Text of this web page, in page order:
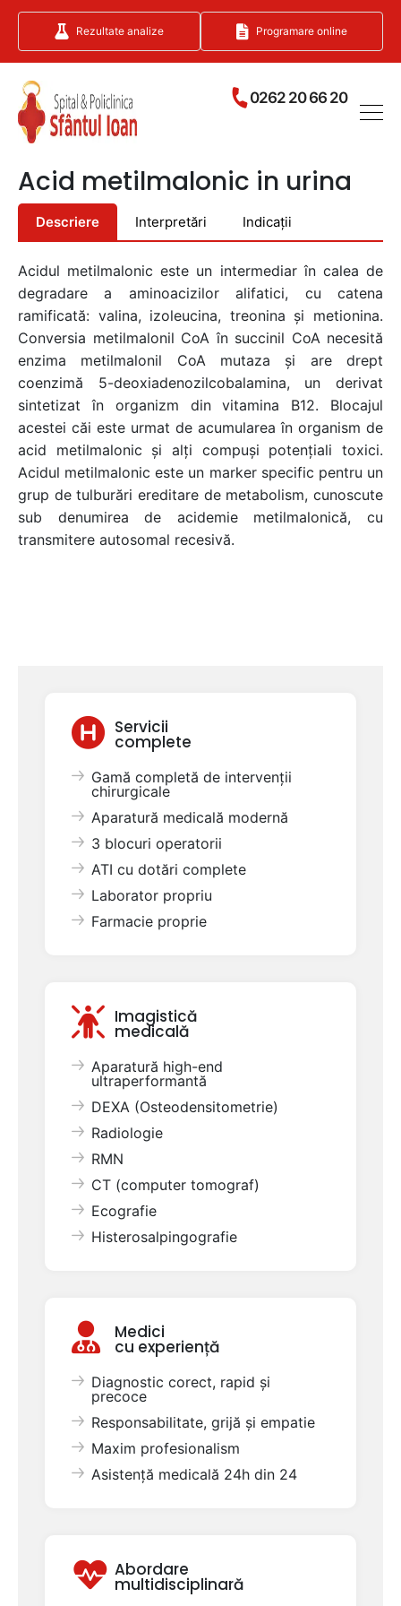
0262 20 66 20
Rezultate analize Programare online
Acid metilmalonic in urina
Descriere Interpretări Indicații
Acidul metilmalonic este un intermediar în calea de
degradare a aminoacizilor alifatici, cu catena
ramificată: valina, izoleucina, treonina și metionina.
Conversia metilmalonil CoA în succinil CoA necesită
enzima metilmalonil CoA mutaza și are drept
coenzimă 5-deoxiadenozilcobalamina, un derivat
sintetizat în organizm din vitamina B12. Blocajul
acestei căi este urmat de acumularea în organism de
acid metilmalonic și alți compuși potențiali toxici.
Acidul metilmalonic este un marker specific pentru un
grup de tulburări ereditare de metabolism, cunoscute
sub denumirea de acidemie metilmalonică, cu
transmitere autosomal recesivă.
Servicii
complete
Gamă completă de intervenții
chirurgicale
Aparatură medicală modernă
3 blocuri operatorii
ATI cu dotări complete
Laborator propriu
Farmacie proprie
Imagistică
medicală
Aparatură high-end
ultraperformantă
DEXA (Osteodensitometrie)
Radiologie
RMN
CT (computer tomograf)
Ecografie
Histerosalpingografie
Medici
cu experiență
Diagnostic corect, rapid și
precoce
Responsabilitate, grijă și empatie
Maxim profesionalism
Asistență medicală 24h din 24
Abordare
multidisciplinară